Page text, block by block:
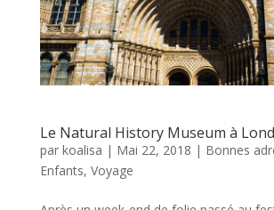
Le Natural History Museum à
par koalisa | Mai 22, 2018 | Bonnes
Enfants, Voyage